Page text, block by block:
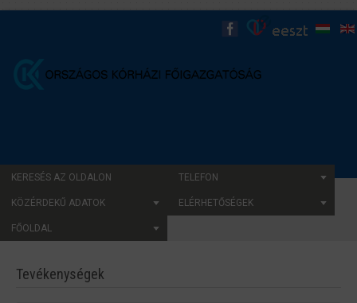
KERESÉS AZ OLDALON TELEFON
KÖZÉRDEKŰ ADATOK ELÉRHETŐSÉGEK
FŐOLDAL
Tevékenységek